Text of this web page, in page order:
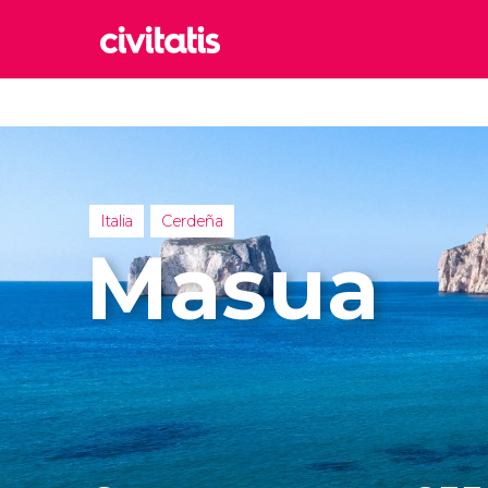
Italia
Reino
Turquía
Italia Cerdeña
Masua